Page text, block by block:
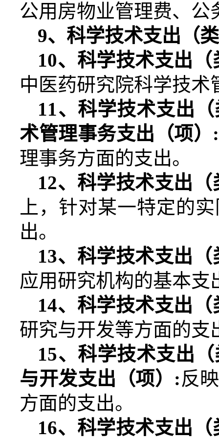
公用房物业管理费、
9、科学技术支出（
10、科学技术支出
中医药研究院科学技
11、科学技术支出
术管理事务支出（项） :
理事务方面的支出。
12、科学技术支出
上，针对某一特定的
出。
13、科学技术支出
应用研究机构的基本支
14、科学技术支出
研究与开发等方面的支
15、科学技术支出
与开发支出（项） :反
方面的支出。
16、科学技术支出